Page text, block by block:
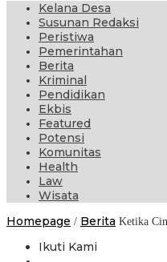
Kelana Desa
Susunan Redaksi
Peristiwa
Pemerintahan
Berita
Kriminal
Pendidikan
Ekbis
Featured
Potensi
Komunitas
Health
Law
Wisata
Homepage / Berita Ketika
Ikuti Kami